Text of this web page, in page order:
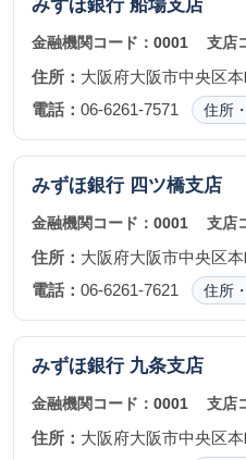
みずほ銀行 船場支店
金融機関コード： 0001 支店
住所： 大阪府大阪市中央区
電話： 06-6261-7571 住所
みずほ銀行 四ツ橋支店
金融機関コード： 0001 支店
住所： 大阪府大阪市中央区本
電話： 06-6261-7621 住所
みずほ銀行 九条支店
金融機関コード： 0001 支店
住所： 大阪府大阪市中央区本